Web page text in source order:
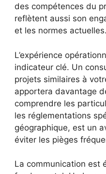
des compétences du
reflètent aussi son
et les normes actuelles.
L’expérience
indicateur clé. Un
projets similaires à
apportera davantage
comprendre les
les réglementations
géographique, est un
éviter les pièges
La communication est